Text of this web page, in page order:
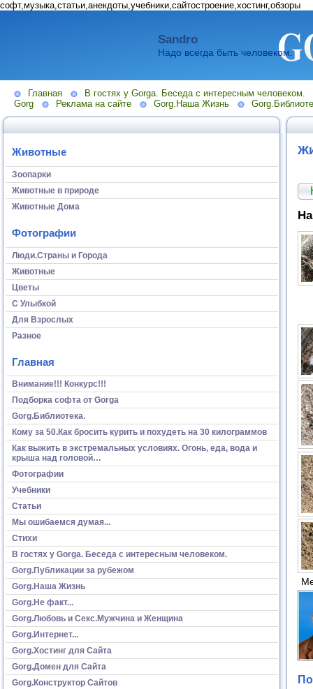
софт,музыка,статьи,анекдоты,учебники,сайтостроение,хостинг,обзоры
Sandro
Надо всегда быть человеком.
Главная
В гостях у Gorga. Беседа с интересным человеком.
Gorg
Реклама на сайте Gorg.Наша Жизнь
Животные
Зоопарки
Животные в природе
Животные Дома
Фотографии
Люди.Страны и Города
Животные
Цветы
С Улыбкой
Для Взрослых
Разное
Главная
Внимание!!! Конкурс!!!
Подборка софта от Gorga
Gorg.Библиотека.
Кому за 50.Как бросить курить и похудеть на 30 килограммов
Как выжить в экстремальных условиях. Огонь, еда, вода и
крыша над головой…
Фотографии
Учебники
Статьи
Мы ошибаемся думая...
Стихи
В гостях у Gorga. Беседа с интересным человеком.
Gorg.Публикации за рубежом
Gorg.Наша Жизнь
Gorg.Не факт...
Gorg.Любовь и Секс.Мужчина и Женщина
Gorg.Интернет...
Gorg.Хостинг для Сайта
Gorg.Домен для Сайта
Gorg.Конструктор Сайтов